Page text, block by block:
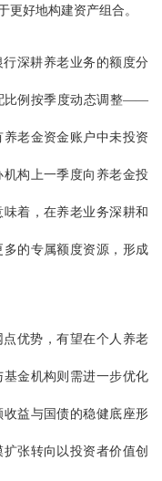
更好地构建资产组合。
深耕养老业务的额度分
比例按季度动态调整——
老金资金账户中未投资
构上一季度向养老金投
着，在养老业务深耕和
的专属额度资源，形成
优势，有望在个人养老
金机构则需进一步优化
益与国债的稳健底座形
张转向以投资者价值创